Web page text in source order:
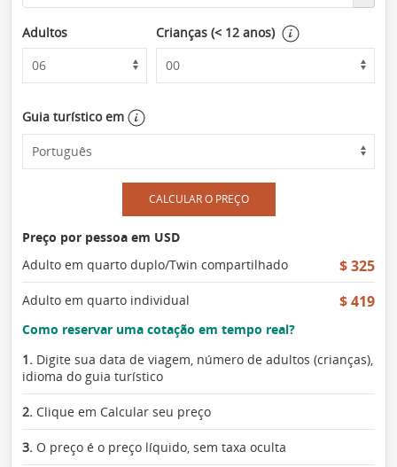
Adultos Crianças (< 12 anos)
Guia turístico em
CALCULAR O PREÇO
Preço por pessoa em USD
Adulto em quarto duplo/Twin compartilhado
$ 325
Adulto em quarto individual $ 419
Como reservar uma cotação em tempo real?
1. Digite sua data de viagem, número de adultos (crianças),
idioma do guia turístico
2. Clique em Calcular seu preço
3. O preço é o preço líquido, sem taxa oculta